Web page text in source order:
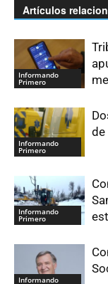
Artículos
Informando
Primero
Informando
Primero
de
Informando
Primero
Informando